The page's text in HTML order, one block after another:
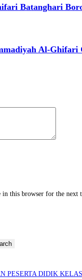
Batanghari
Al-Ghifari
in this browser for the next
PESERTA DIDIK